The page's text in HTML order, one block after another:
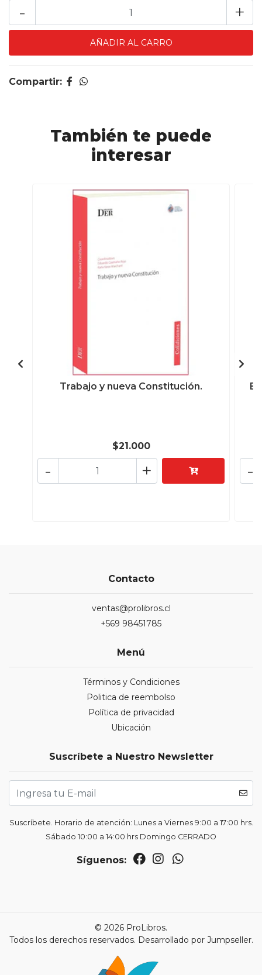
+
-
Compartir:
También te puede
interesar
Trabajo y nueva Constitución.
$21.000
+
-
El
-
Contacto
ventas@prolibros.cl
+569 98451785
Menú
Términos y Condiciones
Politica de reembolso
Política de privacidad
Ubicación
Suscríbete a Nuestro Newsletter
Suscríbete. Horario de atención: Lunes a Viernes 9:00 a 17:00 hrs.
Sábado 10:00 a 14:00 hrs Domingo CERRADO
Síguenos:
© 2026 ProLibros.
Todos los derechos reservados. Desarrollado por Jumpseller.